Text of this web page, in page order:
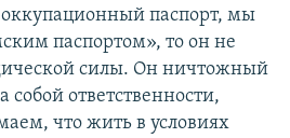
оккупационный паспорт, мы
паспортом», то он не
силы. Он ничтожный
собой ответственности,
что жить в условиях